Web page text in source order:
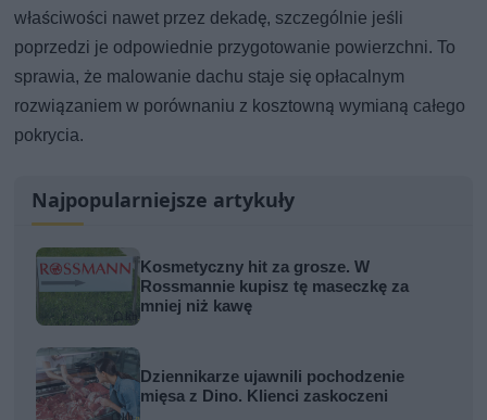
właściwości nawet przez dekadę, szczególnie jeśli
poprzedzi je odpowiednie przygotowanie powierzchni. To
sprawia, że malowanie dachu staje się opłacalnym
rozwiązaniem w porównaniu z kosztowną wymianą całego
pokrycia.
Najpopularniejsze artykuły
Kosmetyczny hit za grosze. W
Rossmannie kupisz tę maseczkę za
mniej niż kawę
Dziennikarze ujawnili pochodzenie
mięsa z Dino. Klienci zaskoczeni